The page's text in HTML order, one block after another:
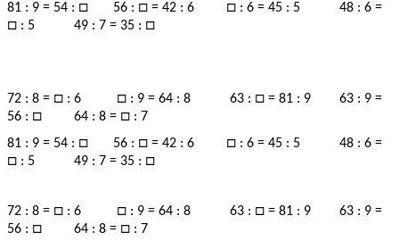
81 : 9 = 54 : □ 56 : □ = 42 : 6 □ : 6 = 45 : 5 48 : 6 =
□ : 5 49 : 7 = 35 : □
72 : 8 = □ : 6 □ : 9 = 64 : 8 63 : □ = 81 : 9 63 : 9 =
56 : □ 64 : 8 = □ : 7
81 : 9 = 54 : □ 56 : □ = 42 : 6 □ : 6 = 45 : 5 48 : 6 =
□ : 5 49 : 7 = 35 : □
72 : 8 = □ : 6 □ : 9 = 64 : 8 63 : □ = 81 : 9 63 : 9 =
56 : □ 64 : 8 = □ : 7